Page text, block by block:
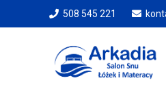
508 545 221